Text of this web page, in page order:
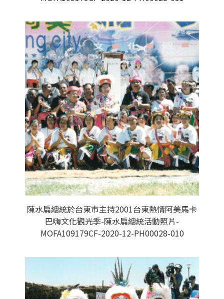
陳水扁總統於台東市主持2001台東熱情阿美馬卡
巴嗨文化觀光季-陳水扁總統活動照片-
MOFA109179CF-2020-12-PH00028-010